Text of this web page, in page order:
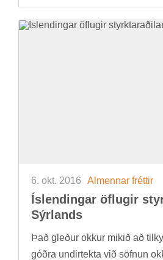
6. okt. 2016 Al­menn­ar frétt­ir
Ís­lend­ing­ar öfl­ug­ir
Sýr­lands
Það gleð­ur okk­ur mik­ið að
góðra und­ir­tekta við söfn­un